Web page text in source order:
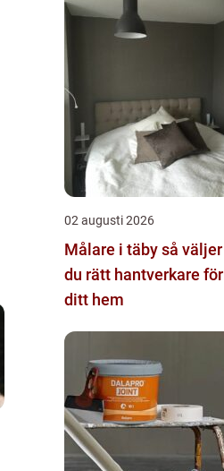
02 augusti 2026
Målare i täby så väljer
du rätt hantverkare för
ditt hem